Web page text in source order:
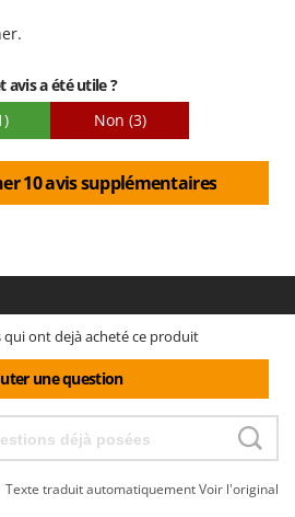
avis a été utile ?
Non (3)
10 avis supplémentaires
qui ont dejà acheté ce produit
une question
Texte traduit automatiquementVoir l'original